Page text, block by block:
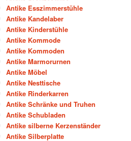
Antike Esszimmerstühle
Antike Kandelaber
Antike Kinderstühle
Antike Kommode
Antike Kommoden
Antike Marmorurnen
Antike Möbel
Antike Nesttische
Antike Rinderkarren
Antike Schränke und Truhen
Antike Schubladen
Antike silberne Kerzenständer
Antike Silberplatte